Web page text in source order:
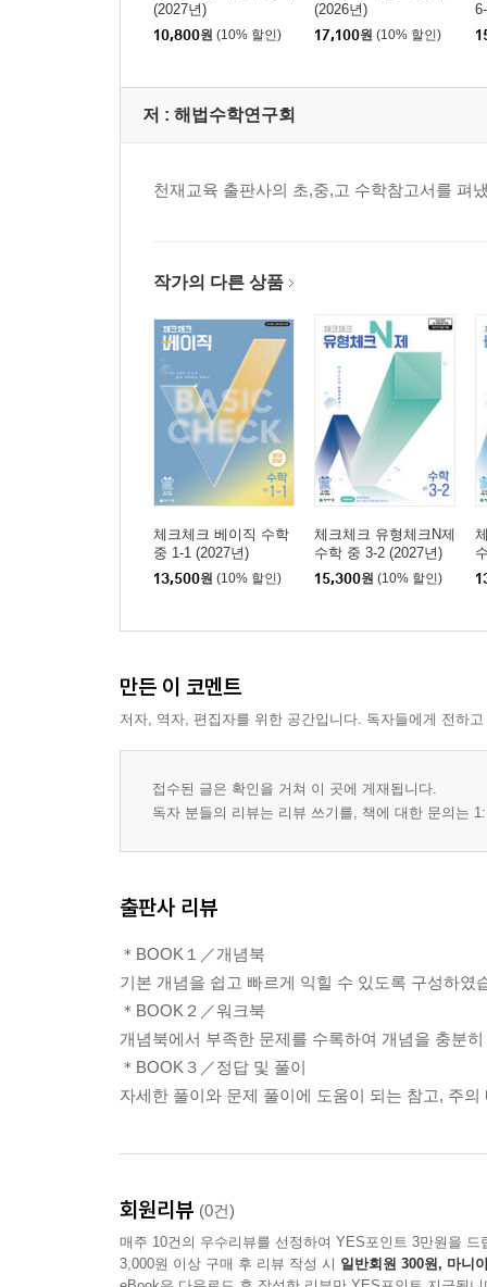
(2027년)
10,800원 (10% 할인)
(2026년)
17,100원 (10% 할인)
저 : 해법수학연구회
천재교육 출판사의 초,중,고 수학참고서를 펴
작가의 다른 상품
체크체크 베이직 수학
중 1-1 (2027년)
13,500원 (10% 할인)
체크체크 유형체크N제
수학 중 3-2 (2027년)
15,300원 (10% 할인)
만든 이 코멘트
저자, 역자, 편집자를 위한 공간입니다. 독자들에게 전하
접수된 글은 확인을 거쳐 이 곳에 게재됩니다.
독자 분들의 리뷰는 리뷰 쓰기를, 책에 대한 문의는
출판사 리뷰
＊BOOK１／개념북
기본 개념을 쉽고 빠르게 익힐 수 있도록 구성하였
＊BOOK２／워크북
개념북에서 부족한 문제를 수록하여 개념을 충분
＊BOOK３／정답 및 풀이
자세한 풀이와 문제 풀이에 도움이 되는 참고, 주
회원리뷰 (0건)
매주 10건의 우수리뷰를 선정하여 YES포인트 3만원을 드
3,000원 이상 구매 후 리뷰 작성 시 일반회원 300원, 마니